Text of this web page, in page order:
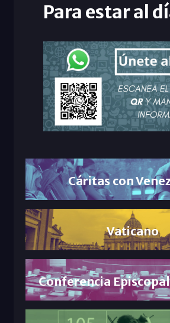
Para estar al
Cáritas con
Vaticano
Conferencia